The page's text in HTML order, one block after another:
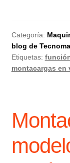
Categoría:
blog de
Etiquetas:
montacargas en